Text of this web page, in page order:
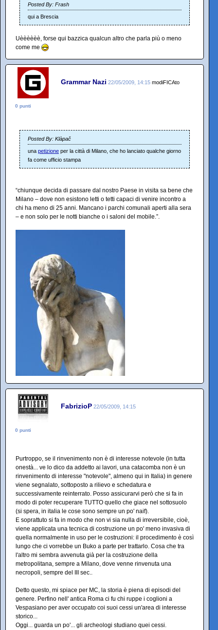
Posted By: Frash
qui a Brescia
Uèèèèèè, forse qui bazzica qualcun altro che parla più o meno
come me
Grammar Nazi 22/05/2009, 14:15 modiFICAto
0 punti
Posted By: Klàpač
una petizione per la città di Milano, che ho lanciato qualche giorno
fa come ufficio stampa
“chiunque decida di passare dal nostro Paese in visita sa bene che
Milano – dove non esistono letti o tetti capaci di venire incontro a
chi ha meno di 25 anni. Mancano i parchi comunali aperti alla sera
– e non solo per le notti bianche o i saloni del mobile.”.
FabrizioP 22/05/2009, 14:15
0 punti
Purtroppo, se il rinvenimento non è di interesse notevole (in tutta
onestà... ve lo dico da addetto ai lavori, una catacomba non è un
rinvenimento di interesse "notevole", almeno qui in Italia) in genere
viene segnalato, sottoposto a rilievo e schedatura e
successivamente reinterrato. Posso assicurarvi però che si fa in
modo di poter recuperare TUTTO quello che giace nel sottosuolo
(si spera, in italia le cose sono sempre un po' naif).
E soprattuto si fa in modo che non vi sia nulla di irreversibile, cioè,
viene applicata una tecnica di costruzione un po' meno invasiva di
quella normalmente in uso per le costruzioni: il procedimento è così
lungo che ci vorrebbe un Buko a parte per trattarlo. Cosa che tra
l'altro mi sembra avvenuta già per la costruzione della
metropolitana, sempre a Milano, dove venne rinvenuta una
necropoli, sempre del III sec..
Detto questo, mi spiace per MC, la storia è piena di episodi del
genere. Perfino nell' antica Roma ci fu chi ruppe i coglioni a
Vespasiano per aver occupato coi suoi cessi un'area di interesse
storico...
Oggi... guarda un po'... gli archeologi studiano quei cessi.